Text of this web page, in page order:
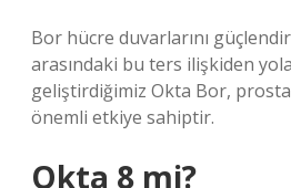
Bor hücre duvarlarını
arasındaki bu ters ilişkiden
geliştirdiğimiz Okta Bor,
önemli etkiye sahiptir.
Okta 8 mi?